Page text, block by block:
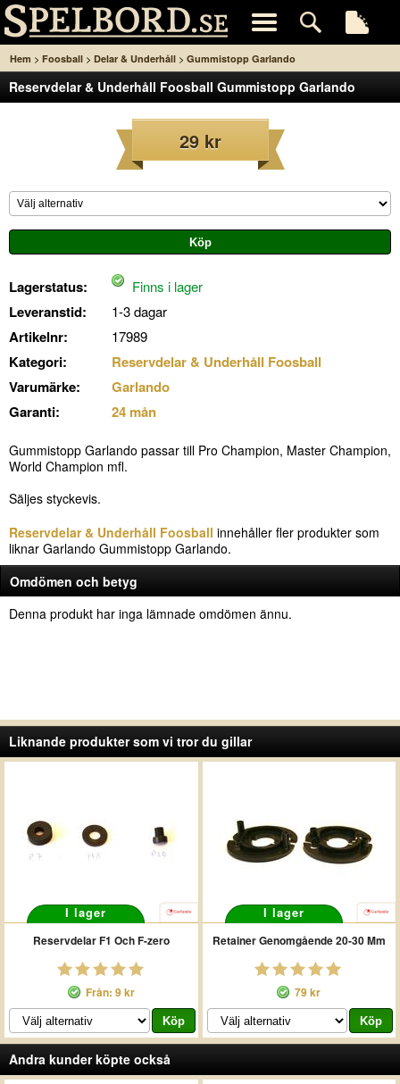
Hem > Foosball > Delar & Underhåll > Gummistopp Garlando
Reservdelar & Underhåll Foosball Gummistopp Garlando
29 kr
Lagerstatus: Finns i lager
Leveranstid: 1-3 dagar
Artikelnr: 17989
Kategori:
Reservdelar & Underhåll Foosball
Varumärke:
Garlando
Garanti:
24 mån
Gummistopp Garlando passar till Pro Champion, Master Champion,
World Champion mfl.
Säljes styckevis.
Reservdelar & Underhåll Foosball innehåller fler produkter som
liknar Garlando Gummistopp Garlando.
Omdömen och betyg
Denna produkt har inga lämnade omdömen ännu.
Liknande produkter som vi tror du gillar
I lager
Reservdelar F1 Och F-zero
Från: 9 kr
I lager
Retainer Genomgående 20-30 Mm
79 kr
Andra kunder köpte också